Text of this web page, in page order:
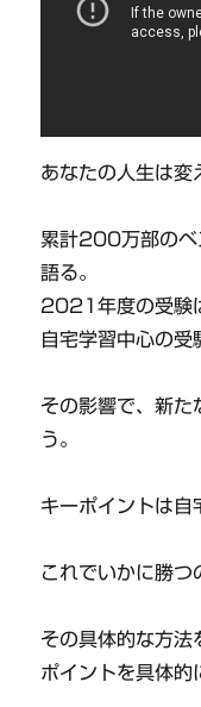
あなたの人生は変
累計200万部のベ
語る。
2021年度の受験
自宅学習中心の受
その影響で、新た
う。
キーポイントは自
これでいかに勝つ
その具体的な方法
ポイントを具体的